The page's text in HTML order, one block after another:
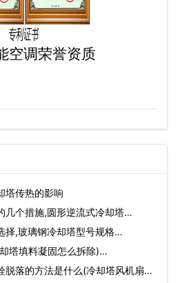
空调荣誉资质
塔传热的影响
几个措施,圆形逆流式冷却塔…
择,玻璃钢冷却塔型号规格…
塔填料凝固怎么拆除)…
脱落的方法是什么(冷却塔风机扇叶